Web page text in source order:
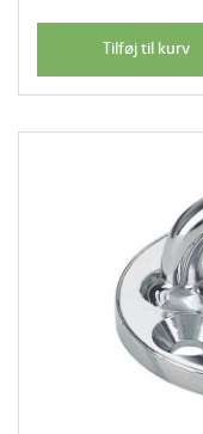
Tilføj til kurv